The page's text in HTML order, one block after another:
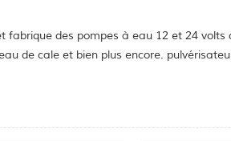
fabrique des pompes à eau 12 et 24
de cale et bien plus encore.